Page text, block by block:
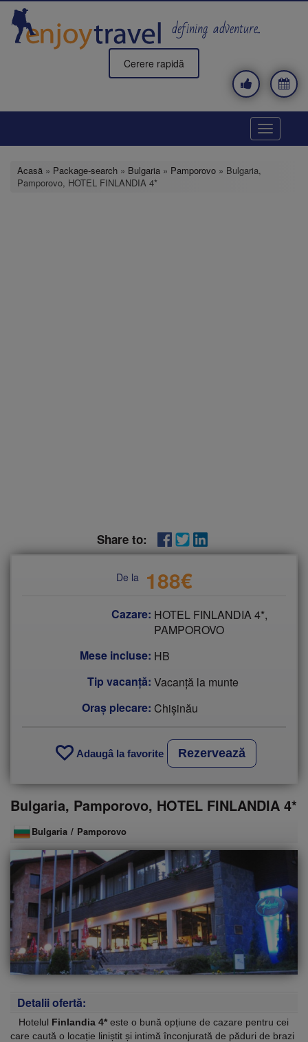
Mergi
conţinutul
principal
defining adventure..
Cerere rapidă
Toggle
Acasă » Package-search » Bulgaria » Pamporovo » Bulgaria,
Pamporovo, HOTEL FINLANDIA 4*
Share to:
De la 188€
Cazare: HOTEL FINLANDIA 4*,
PAMPOROVO
Mese incluse: HB
Tip vacanţă: Vacanță la munte
Oraș plecare: Chişinău
Adaugâ la favorite Rezervează
Bulgaria, Pamporovo, HOTEL FINLANDIA 4*
Bulgaria / Pamporovo
Detalii ofertă:
Hotelul Finlandia 4* este o bună opțiune de cazare pentru cei
care caută o locație liniștit și intimă înconjurată de păduri de brazi